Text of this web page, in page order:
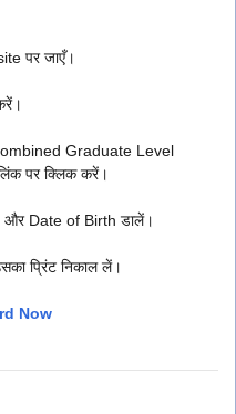
पर जाएँ।
Graduate Level
पर क्लिक करें।
Date of Birth डालें।
प्रिंट निकाल लें।
Now